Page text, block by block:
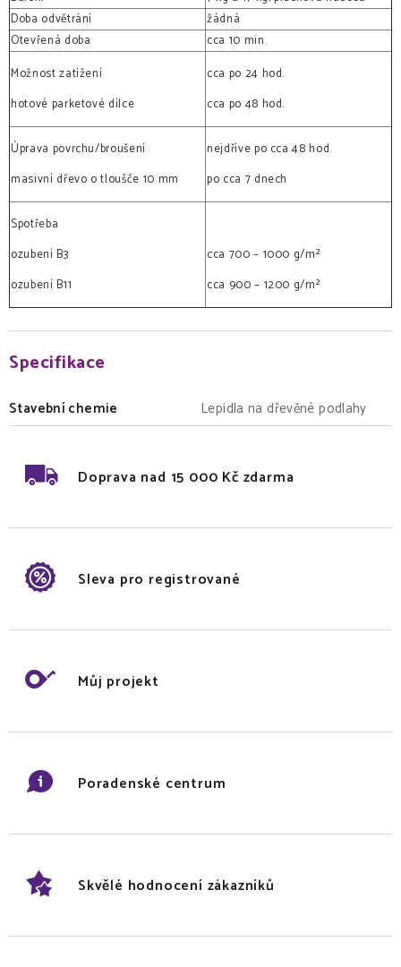
Doba odvětrání
žádná
Otevřená doba
cca 10 min.
Možnost zatížení
hotové parketové dílce
cca po 24 hod.
cca po 48 hod.
Úprava povrchu/broušení
masivní dřevo o tloušče 10 mm
nejdříve po cca 48 hod.
po cca 7 dnech
Spotřeba
ozubení B3
ozubení B11
cca 700 – 1000 g/m²
cca 900 – 1200 g/m²
Specifikace
Stavební chemie Lepidla na dřevěné podlahy
Doprava nad 15 000 Kč zdarma
Sleva pro registrované
Můj projekt
Poradenské centrum
Skvělé hodnocení zákazníků